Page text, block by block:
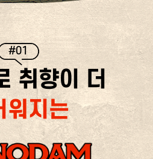
#01
취향이 더
워지는